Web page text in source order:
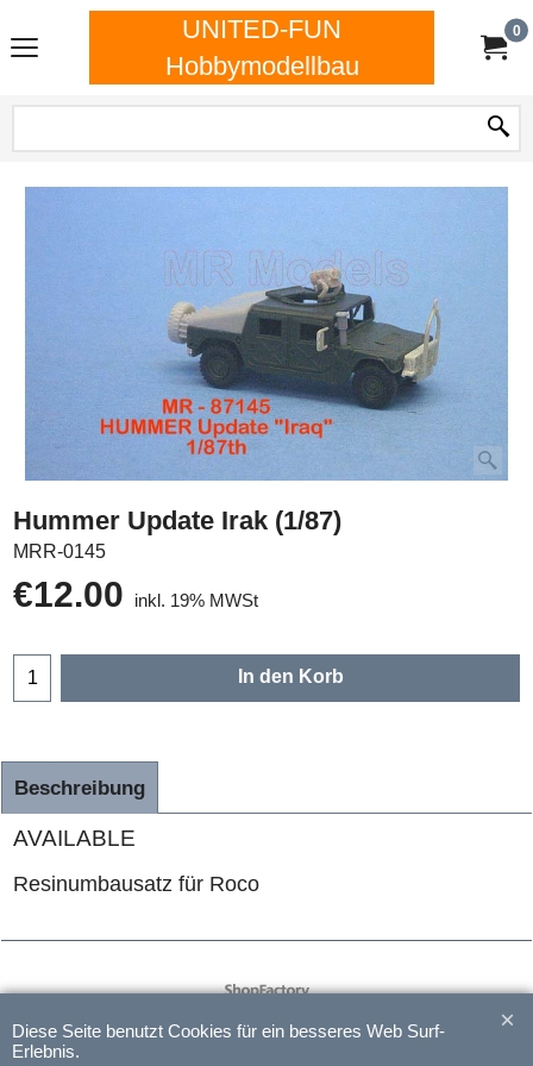
UNITED-FUN
Hobbymodellbau
0
Hummer Update Irak (1/87)
MRR-0145
€12.00 inkl. 19% MWSt
In den Korb
Beschreibung
AVAILABLE
Resinumbausatz für Roco
WebShop erstellt mit
Diese Seite benutzt Cookies für ein besseres Web Surf-
Erlebnis.